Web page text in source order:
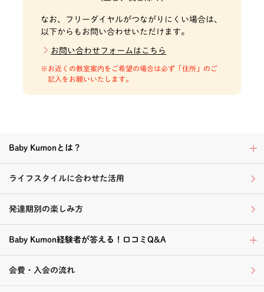
なお、フリーダイヤルがつながりにくい場合は、
以下からもお問い合わせいただけます。
お問い合わせフォームはこちら
お近くの教室案内をご希望の場合は必ず「住所」のご
記入をお願いいたします。
Baby Kumonとは？
ライフスタイルに合わせた活用
発達期別の楽しみ方
Baby Kumon経験者が答える！口コミQ&A
会費・入会の流れ